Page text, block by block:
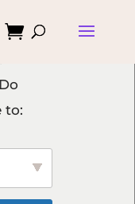
to:
